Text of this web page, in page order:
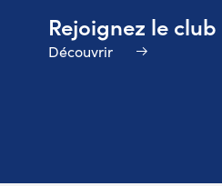
Rejoignez le
Découvrir